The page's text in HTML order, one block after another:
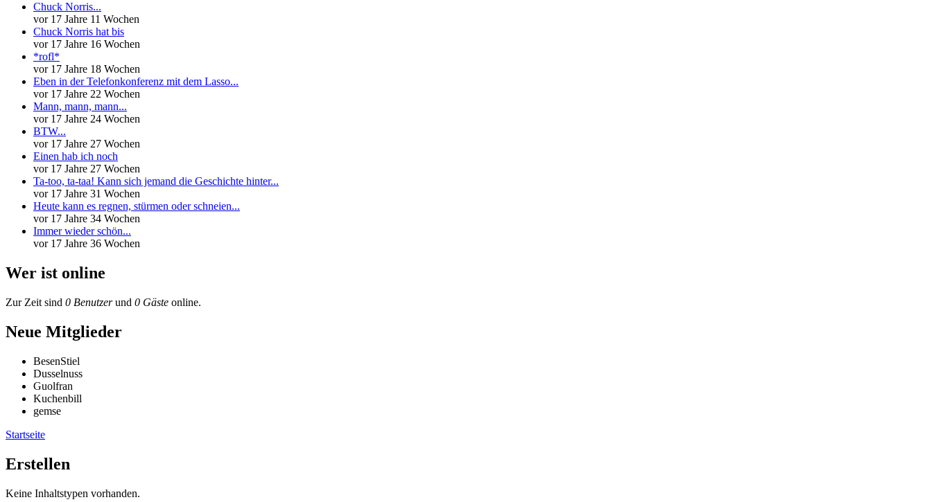
Chuck Norris...
vor 17 Jahre 11 Wochen
Chuck Norris hat bis
vor 17 Jahre 16 Wochen
*rofl*
vor 17 Jahre 18 Wochen
Eben in der Telefonkonferenz mit dem Lasso...
vor 17 Jahre 22 Wochen
Mann, mann, mann...
vor 17 Jahre 24 Wochen
BTW...
vor 17 Jahre 27 Wochen
Einen hab ich noch
vor 17 Jahre 27 Wochen
Ta-too, ta-taa! Kann sich jemand die Geschichte hinter...
vor 17 Jahre 31 Wochen
Heute kann es regnen, stürmen oder schneien...
vor 17 Jahre 34 Wochen
Immer wieder schön...
vor 17 Jahre 36 Wochen
Wer ist online
Zur Zeit sind 0 Benutzerund 0 Gäste online.
Neue Mitglieder
BesenStiel
Dusselnuss
Guolfran
Kuchenbill
gemse
Startseite
Erstellen
Keine Inhaltstypen vorhanden.